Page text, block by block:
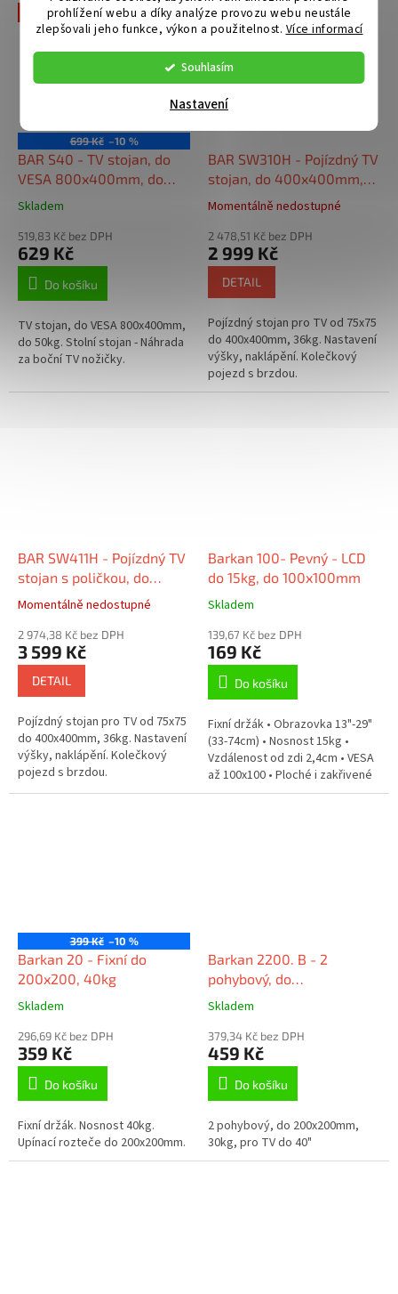
prohlížení webu a díky analýze provozu webu neustále
zlepšovali jeho funkce, výkon a použitelnost. Více informací
Souhlasím
Nastavení
vysouvat nahoru dolů.
Akce
699 Kč –10 %
BAR S40 - TV stojan, do
VESA 800x400mm, do
50kg. Náhrada za boční TV
Skladem
519,83 Kč bez DPH
629 Kč
Do košíku
TV stojan, do VESA 800x400mm,
do 50kg. Stolní stojan - Náhrada
za boční TV nožičky.
BAR SW310H - Pojízdný TV
stojan, do 400x400mm,
36kg. Nastavení výšky,
Momentálně nedostupné
2 478,51 Kč bez DPH
2 999 Kč
DETAIL
Pojízdný stojan pro TV od 75x75
do 400x400mm, 36kg. Nastavení
výšky, naklápění. Kolečkový
pojezd s brzdou.
BAR SW411H - Pojízdný TV
stojan s poličkou, do
400x400mm, 36kg.
naklápění.
Momentálně nedostupné
2 974,38 Kč bez DPH
3 599 Kč
DETAIL
Pojízdný stojan pro TV od 75x75
do 400x400mm, 36kg. Nastavení
výšky, naklápění. Kolečkový
pojezd s brzdou.
Barkan 100- Pevný - LCD
do 15kg, do 100x100mm
Skladem
139,67 Kč bez DPH
169 Kč
Do košíku
Fixní držák • Obrazovka 13"-29"
(33-74cm) • Nosnost 15kg •
Vzdálenost od zdi 2,4cm • VESA
až 100x100 • Ploché i zakřivené
obrazovky
399 Kč –10 %
Barkan 20 - Fixní do
200x200, 40kg
Skladem
296,69 Kč bez DPH
359 Kč
Do košíku
Fixní držák. Nosnost 40kg.
Upínací rozteče do 200x200mm.
Barkan 2200. B - 2
pohybový, do
200x200mm, 30kg, do 40
Skladem
379,34 Kč bez DPH
459 Kč
Do košíku
2 pohybový, do 200x200mm,
30kg, pro TV do 40"